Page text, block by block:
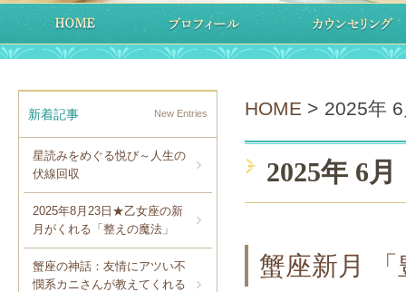
新着記事 New Entries
星読みをめぐる悦び～人生の
伏線回収
2025年8月23日★乙女座の新
月がくれる「整えの魔法」
蟹座の神話：友情にアツい不
憫系カニさんが教えてくれる
HOME > 2025年
2025年 6月
蟹座新月